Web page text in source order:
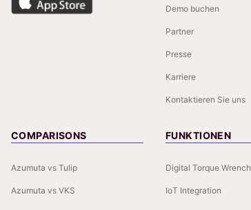
Demo buchen
Partner
Presse
Karriere
Kontaktieren Sie uns
COMPARISONS
Azumuta vs Tulip
Azumuta vs VKS
FUNKTIONEN
Digital Torque Wrench
IoT Integration